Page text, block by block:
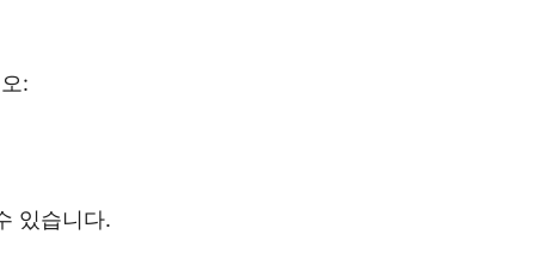
:
있습니다.